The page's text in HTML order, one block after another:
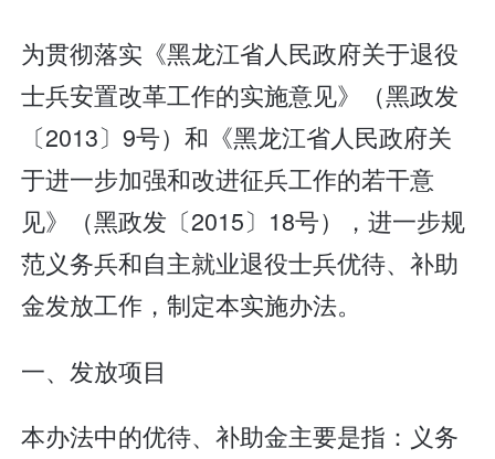
为贯彻落实《黑龙江省人民政府关于退役
士兵安置改革工作的实施意见》（黑政发
〔2013〕9号）和《黑龙江省人民政府关
于进一步加强和改进征兵工作的若干意
见》（黑政发〔2015〕18号），进一步规
范义务兵和自主就业退役士兵优待、补助
金发放工作，制定本实施办法。
一、发放项目
本办法中的优待、补助金主要是指：义务